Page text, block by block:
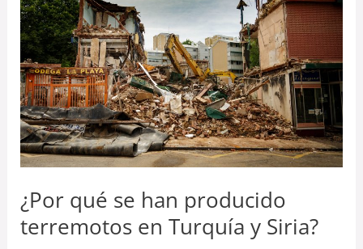
¿Por qué se han producido
terremotos en Turquía y Siria?
se
han
producido
terremotos
en
Turquía
y